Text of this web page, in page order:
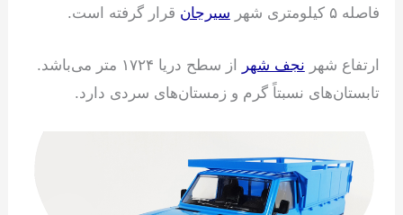
فاصله ۵ کیلومتری شهر
سیرجان قرار گرفته است.
ارتفاع شهر نجف شهر
از سطح دریا ۱۷۲۴ متر می‌باشد.
تابستان‌های نسبتاً گرم و زمستان‌های سردی دارد.